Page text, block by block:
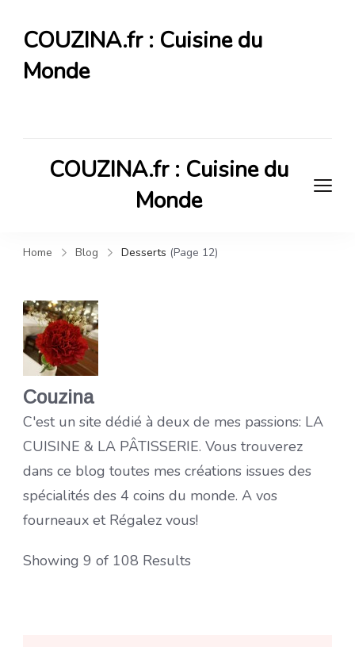
COUZINA.fr : Cuisine du
Monde
COUZINA.fr : Cuisine du
Monde
Home Blog Desserts (Page 12)
Couzina
C'est un site dédié à deux de mes passions: LA
CUISINE & LA PÂTISSERIE. Vous trouverez
dans ce blog toutes mes créations issues des
spécialités des 4 coins du monde. A vos
fourneaux et Régalez vous!
Showing 9 of 108 Results